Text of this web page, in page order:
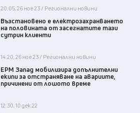
20:05, 26 ное 23 / Регионални новини
Възстановено е електрозахранването
на половината от засегнатите тази
сутрин клиенти
14:20, 26 ное 23 / Регионални новини
ЕРМ Запад мобилизира допълнителни
екипи за отстраняване на авариите,
причинени от лошото време
12:30, 10 дек 22